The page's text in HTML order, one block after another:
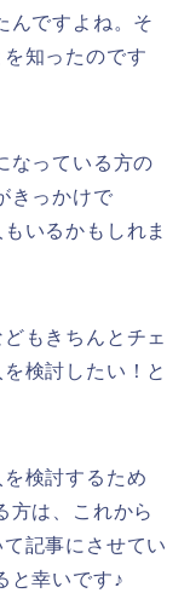
んですよね。そ
知ったのです
なっている方の
きっかけで
いるかもしれま
もきちんとチェ
検討したい！と
検討するため
方は、これから
記事にさせてい
と幸いです♪